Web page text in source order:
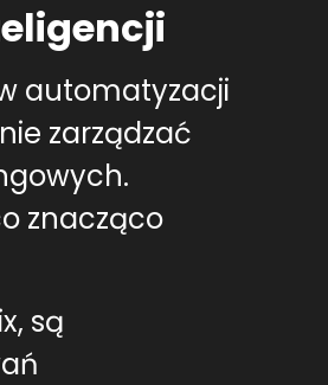
automatyzacji
zarządzać
znacząco
są